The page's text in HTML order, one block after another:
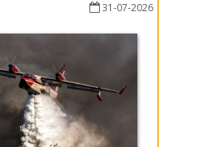
31-07-2026